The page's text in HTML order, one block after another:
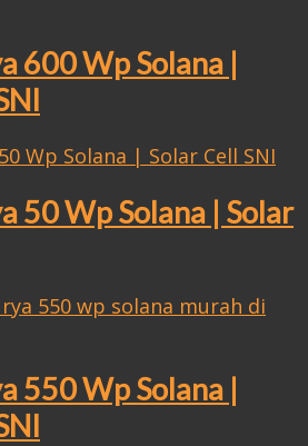
600 Wp Solana |
50 Wp Solana | Solar
550 Wp Solana |